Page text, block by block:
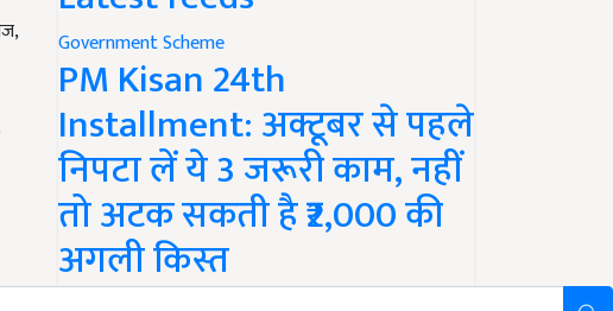
Government Scheme
PM Kisan 24th
Installment: अक्टूबर से पहले
निपटा लें ये 3 जरूरी काम, नहीं
तो अटक सकती है ₹2,000 की
अगली किस्त